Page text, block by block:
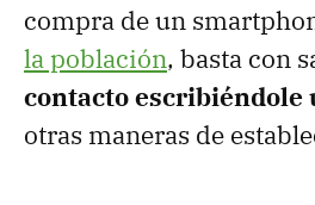
compra de un
la población, basta con
contacto escribiéndole
otras maneras de